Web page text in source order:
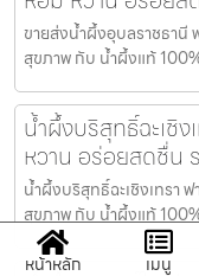
ขายส่งน้ำผึ้งอุบลราชธานี
สุขภาพ กับ น้ำผึ้งแท้
น้ำผึ้งบริสุทธิ์ฉะเชิ
หวาน อร่อยสดชื่น
น้ำผึ้งบริสุทธิ์ฉะเชิงเทรา
สุขภาพ กับ น้ำผึ้งแท้
หน้าหลัก เมนู